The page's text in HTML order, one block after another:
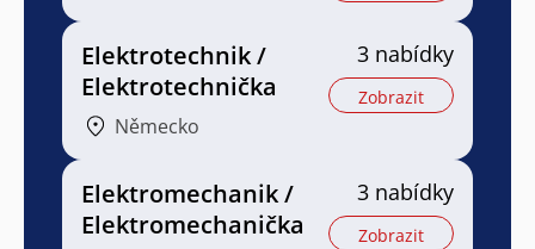
Elektrotechnik /
Elektrotechnička
Německo
3 nabídky
Zobrazit
Elektromechanik /
Elektromechanička
3 nabídky
Zobrazit